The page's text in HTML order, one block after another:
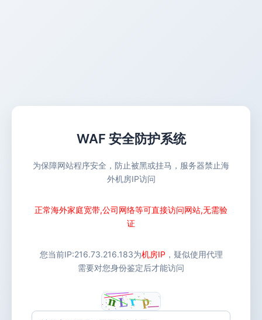
WAF 安全防护系统
为保障网站程序安全，防止被黑或挂马，服务器禁止海
外机房IP访问
正常海外家庭宽带,公司网络等可直接访问网站,无需验
证
您当前IP:216.73.216.183为机房IP ，疑似使用代理
需要对您身份鉴定后才能访问